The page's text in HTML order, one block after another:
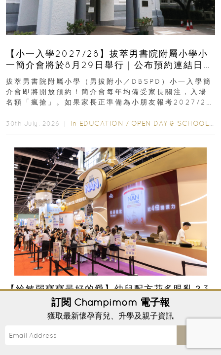
【小一入學2027/28】拔萃男書院附屬小學小
一簡介會將於8月29日舉行｜公布預約連結日期
｜更設有網上重溫
拔萃男書院附屬小學（男拔附小／DBSPD）小一入學簡
介會即將開放預約！簡介會每年均備受家長關注，入場
名額「瘋搶」。如果家長正準備為小朋友報考2027/28
30th July, 2026 ｜ In EDUCATION / OPEN DAY & SCHOOL EVENTS
【給敏弱寶寶最好的愛】幼兒配方花多眼亂？3
大把關建立寶寶健康體質 把握BB展入手好時機
每個媽媽在育兒路上都會遇到不同的挑戰。每當看到寶
寶肌膚突然後天泛紅、抓個不停，或者肚仔「咕嚕咕
嚕」不舒服而哭鬧時，媽媽心裡總滿是心痛與無奈。混
訂閱 Champimom 電子報
獲取最新懷孕育兒、升學及親子資訊